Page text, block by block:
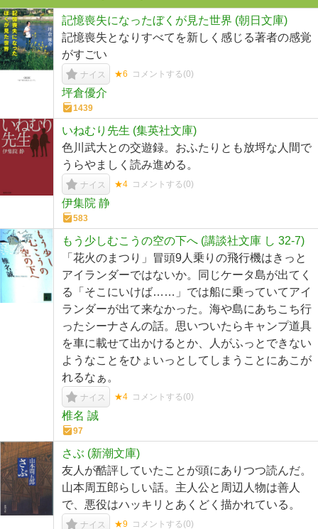
記憶喪失になったぼくが見た世界 (朝日文庫)
記憶喪失となりすべてを新しく感じる著者の感覚
がすごい
ナイス ★6 コメントする(0)
坪倉優介
1439
いねむり先生 (集英社文庫)
色川武大との交遊録。おふたりとも放埒な人間で
うらやましく読み進める。
ナイス ★4 コメントする(0)
伊集院 静
583
もう少しむこうの空の下へ (講談社文庫 し 32-7)
「花火のまつり」冒頭9人乗りの飛行機はきっと
アイランダーではないか。同じケータ島が出てく
る「そこにいけば……」では船に乗っていてアイ
ランダーが出て来なかった。海や島にあちこち行
ったシーナさんの話。思いついたらキャンプ道具
を車に載せて出かけるとか、人がふっとできない
ようなことをひょいっとしてしまうことにあこが
れるなぁ。
ナイス ★4 コメントする(0)
椎名 誠
97
さぶ (新潮文庫)
友人が酷評していたことが頭にありつつ読んだ。
山本周五郎らしい話。主人公と周辺人物は善人
で、悪役はハッキリとあくどく描かれている。
ナイス ★9 コメントする(0)